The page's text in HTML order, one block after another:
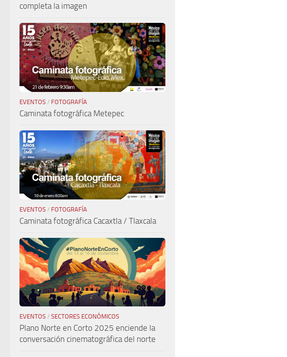
completa la imagen
EVENTOS / FOTOGRAFÍA
Caminata fotográfica Metepec
EVENTOS / FOTOGRAFÍA
Caminata fotográfica Cacaxtla / Tlaxcala
EVENTOS / SECTORES ECONÓMICOS
Plano Norte en Corto 2025 enciende la
conversación cinematográfica del norte